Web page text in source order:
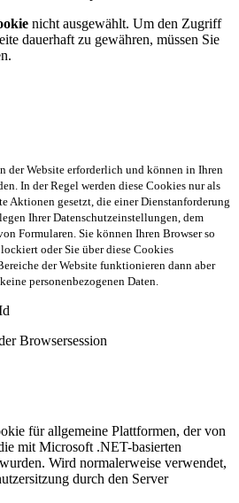
nicht ausgewählt. Um den Zugriff
dauerhaft zu gewähren, müssen Sie
der Website erforderlich und können in Ihren
In der Regel werden diese Cookies nur als
Aktionen gesetzt, die einer Dienstanforderung
Ihrer Datenschutzeinstellungen, dem
Formularen. Sie können Ihren Browser so
oder Sie über diese Cookies
der Website funktionieren dann aber
personenbezogenen Daten.
Browsersession
für allgemeine Plattformen, der von
mit Microsoft .NET-basierten
Wird normalerweise verwendet,
durch den Server